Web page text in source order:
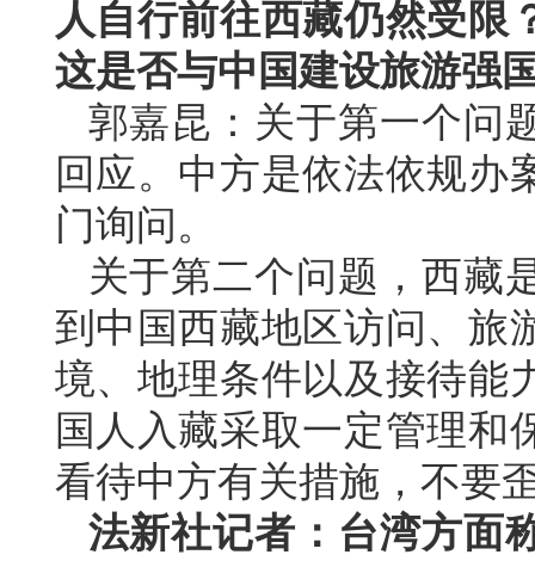
人自行前往西藏仍然受限
这是否与中国建设旅游强
郭嘉昆：关于第一个问
回应。中方是依法依规办
门询问。
关于第二个问题，西藏
到中国西藏地区访问、旅
境、地理条件以及接待能
国人入藏采取一定管理和
看待中方有关措施，不要
法新社记者：台湾方面